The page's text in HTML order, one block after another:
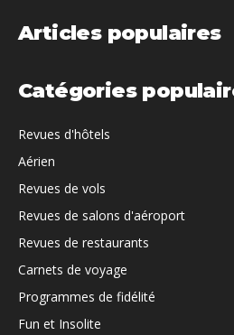
Articles populaires
Catégories
Revues d'hôtels
Aérien
Revues de vols
Revues de salons d'aéroport
Revues de restaurants
Carnets de voyage
Programmes de fidélité
Fun et Insolite